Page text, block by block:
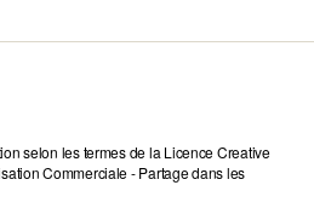
selon les termes de la Licence Creative
Commerciale - Partage dans les